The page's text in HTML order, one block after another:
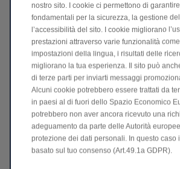
18 minuti
Tempo di ricarica DC (30-
nostro sito. I cookie ci permettono di
fondamentali per la sicurezza, la gestione
l’accessibilità del sito. I cookie migliorano
prestazioni attraverso varie funzionalità
impostazioni della lingua, i risultati delle
migliorano la tua esperienza. Il sito può
di terze parti per inviarti messaggi
Alcuni cookie potrebbero essere trattati da
in paesi al di fuori dello Spazio Economico
potrebbero non aver ancora ricevuto una
adeguamento da parte delle Autorità
protezione dei dati personali. In questo caso
basato sul tuo consenso (Art.49.1a GDPR).